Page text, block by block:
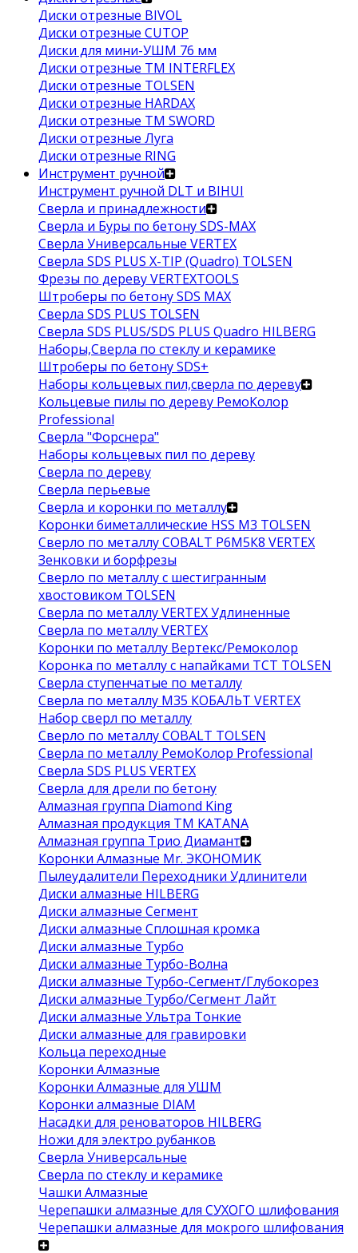
Диски отрезные BIVOL
Диски отрезные CUTOP
Диски для мини-УШМ 76 мм
Диски отрезные ТМ INTERFLEX
Диски отрезные TOLSEN
Диски отрезные HARDAX
Диски отрезные ТМ SWORD
Диски отрезные Луга
Диски отрезные RING
Инструмент ручной
Инструмент ручной DLT и BIHUI
Сверла и принадлежности
Сверла и Буры по бетону SDS-MAX
Сверла Универсальные VERTEX
Сверла SDS PLUS X-TIP (Quadro) TOLSEN
Фрезы по дереву VERTEXTOOLS
Штроберы по бетону SDS MAX
Сверла SDS PLUS TOLSEN
Сверла SDS PLUS/SDS PLUS Quadro HILBERG
Наборы,Сверла по стеклу и керамике
Штроберы по бетону SDS+
Наборы кольцевых пил,сверла по дереву
Кольцевые пилы по дереву РемоКолор
Professional
Сверла "Форснера"
Наборы кольцевых пил по дереву
Сверла по дереву
Сверла перьевые
Сверла и коронки по металлу
Коронки биметаллические HSS M3 TOLSEN
Сверло по металлу COBALT Р6М5К8 VERTEX
Зенковки и борфрезы
Сверло по металлу с шестигранным
хвостовиком TOLSEN
Сверла по металлу VERTEX Удлиненные
Сверла по металлу VERTEX
Коронки по металлу Вертекс/Ремоколор
Коронка по металлу с напайками TCT TOLSEN
Сверла ступенчатые по металлу
Сверла по металлу М35 КОБАЛЬТ VERTEX
Набор сверл по металлу
Сверло по металлу COBALT TOLSEN
Сверла по металлу РемоКолор Professional
Сверла SDS PLUS VERTEX
Сверла для дрели по бетону
Алмазная группа Diamond King
Алмазная продукция ТМ KATANA
Алмазная группа Трио Диамант
Коронки Алмазные Mr. ЭКОНОМИК
Пылеудалители Переходники Удлинители
Диски алмазные HILBERG
Диски алмазные Сегмент
Диски алмазные Сплошная кромка
Диски алмазные Турбо
Диски алмазные Турбо-Волна
Диски алмазные Турбо-Сегмент/Глубокорез
Диски алмазные Турбо/Сегмент Лайт
Диски алмазные Ультра Тонкие
Диски алмазные для гравировки
Кольца переходные
Коронки Алмазные
Коронки Алмазные для УШМ
Коронки алмазные DIAM
Насадки для реноваторов HILBERG
Ножи для электро рубанков
Сверла Универсальные
Сверла по стеклу и керамике
Чашки Алмазные
Черепашки алмазные для СУХОГО шлифования
Черепашки алмазные для мокрого шлифования